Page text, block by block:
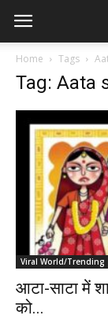
Home Tags
Tag: Aata
Viral World/Trending
आटा-साटा में
को...